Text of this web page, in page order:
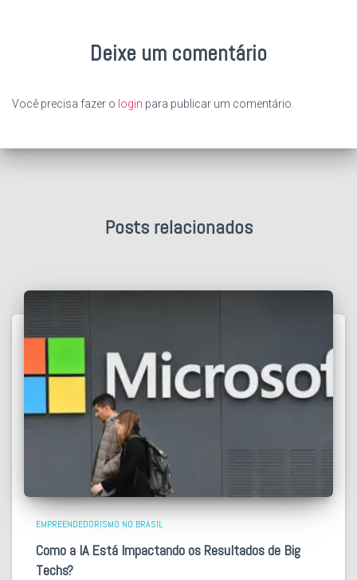
Deixe um comentário
Você precisa fazer o login para publicar um comentário.
Posts relacionados
EMPREENDEDORISMO NO BRASIL
Como a IA Está Impactando os Resultados de Big
Techs?